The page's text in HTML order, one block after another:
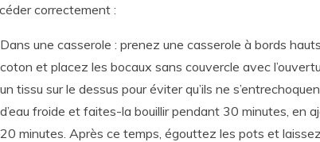
correctement :
Dans une casserole : prenez une casserole à bords
coton et placez les bocaux sans couvercle avec
un tissu sur le dessus pour éviter qu’ils ne
d’eau froide et faites-la bouillir pendant 30 minutes, en
20 minutes. Après ce temps, égouttez les pots et